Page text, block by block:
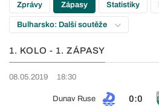
Zprávy Zápasy Statistiky
Bulharsko: Další soutěže
1. KOLO - 1. ZÁPASY
08.05.2019 18:30
Dunav Ruse 0:0